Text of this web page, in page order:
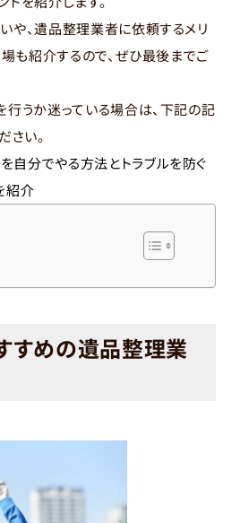
や、遺品整理業者に依頼するメリ
場も紹介するので、ぜひ最後までご
行うか迷っている場合は、下記の記
さい。
自分でやる方法とトラブルを防ぐ
紹介
すめの遺品整理業